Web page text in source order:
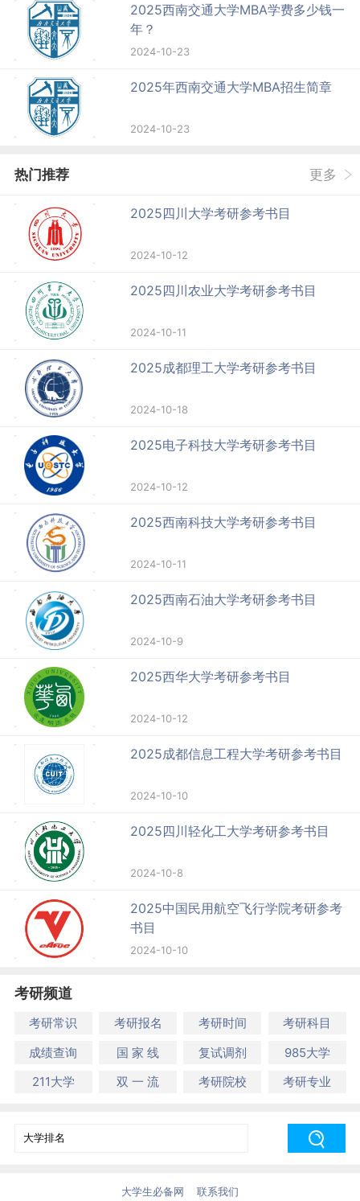
2025西南交通大学MBA学费多少钱一
年？
2024-10-23
2025年西南交通大学MBA招生简章
2024-10-23
热门推荐 更多
2025四川大学考研参考书目
2024-10-12
2025四川农业大学考研参考书目
2024-10-11
2025成都理工大学考研参考书目
2024-10-18
2025电子科技大学考研参考书目
2024-10-12
2025西南科技大学考研参考书目
2024-10-11
2025西南石油大学考研参考书目
2024-10-9
2025西华大学考研参考书目
2024-10-12
2025成都信息工程大学考研参考书目
2024-10-10
2025四川轻化工大学考研参考书目
2024-10-8
2025中国民用航空飞行学院考研参考
书目
2024-10-10
考研频道
考研常识 考研报名 考研时间
考研科目
成绩查询
国 家 线 复试调剂
985大学
211大学
双 一 流 考研院校 考研专业
大学生必备网 联系我们